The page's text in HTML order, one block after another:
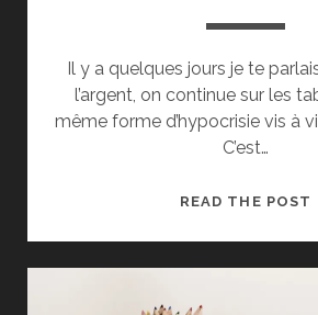
Il y a quelques jours je te
l’argent, on continue sur les
même forme d’hypocrisie vis à
C’est…
READ THE POST